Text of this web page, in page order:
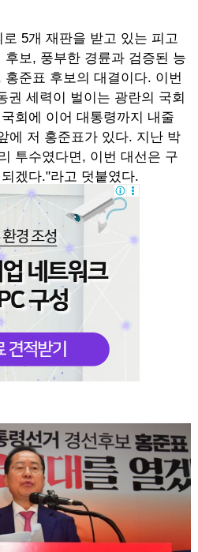
5개 재판을 받고 있는 피고
보, 풍부한 경륜과 검증된 능
준표 후보의 대결이다. 이번
권 세력이 벌이는 광란의 국회
회에 이어 대통령까지 내줄
에 저 홍준표가 있다. 지난 박
투수였다면, 이번 대선은 구
겠다."라고 덧붙였다.